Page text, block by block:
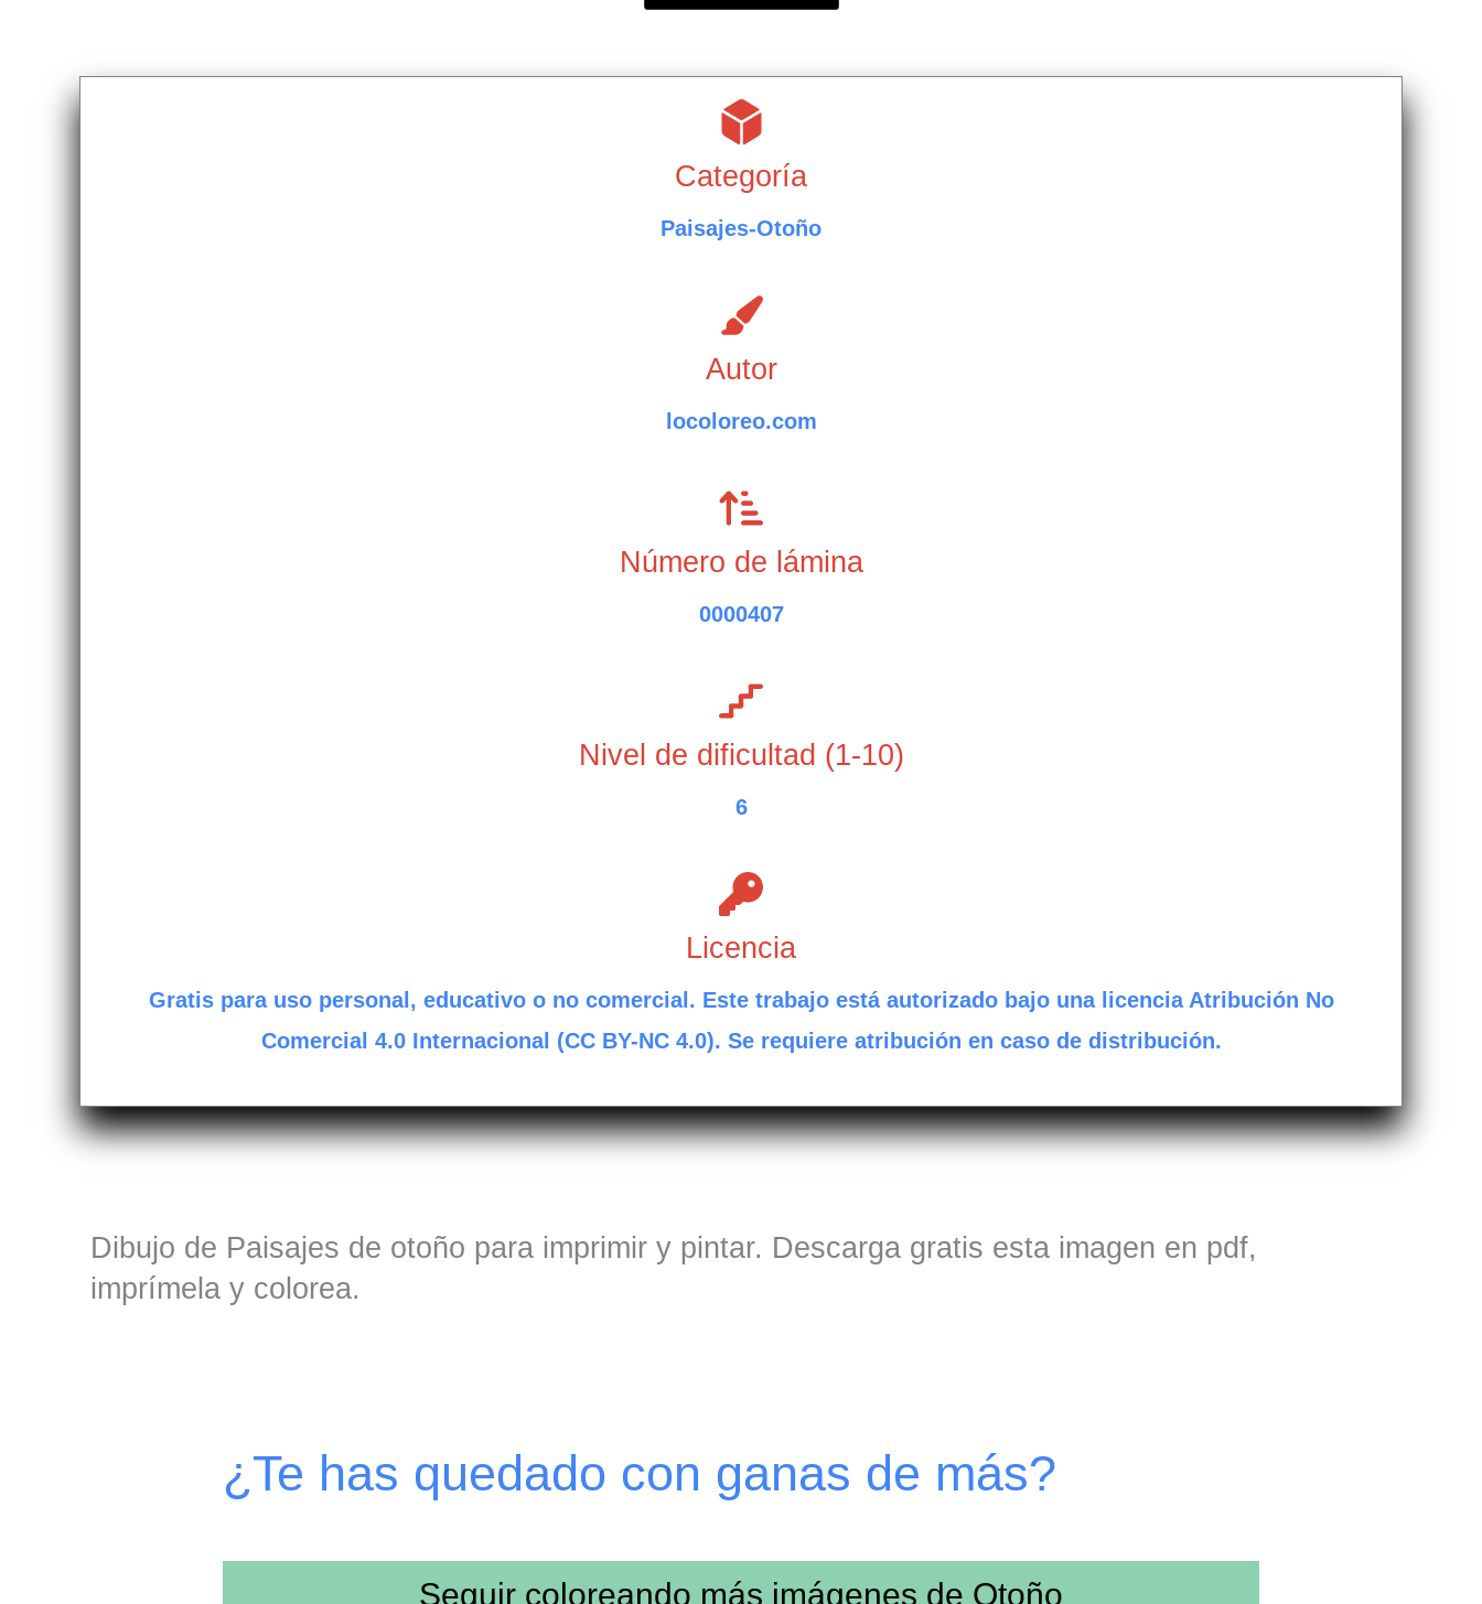
Categoría
Paisajes-Otoño
Autor
locoloreo.com
Número de lámina
0000407
Nivel de dificultad (1-10)
6
Licencia
Gratis para uso personal, educativo o no comercial. Este trabajo está autorizado bajo una licencia Atribución No
Comercial 4.0 Internacional (CC BY-NC 4.0). Se requiere atribución en caso de distribución.
Dibujo de Paisajes de otoño para imprimir y pintar. Descarga gratis esta imagen en pdf,
imprímela y colorea.
¿Te has quedado con ganas de más?
Seguir coloreando más imágenes de Otoño